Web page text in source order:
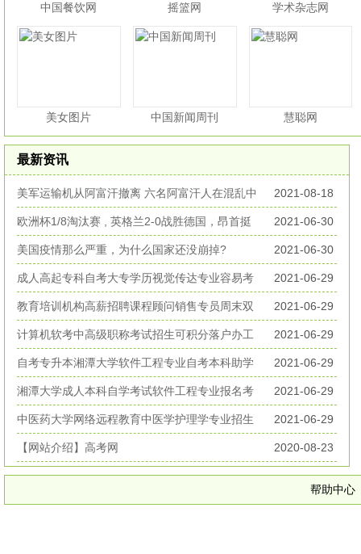
中国餐饮网 摇篮网 学术杂志网
美女图片 中国新闻周刊 慧聪网
最新资讯
美军运输机从阿富汗撤离 六名阿富汗人在混乱中
丧生
2021-08-18
欧洲杯1/8淘汰赛 , 英格兰2-0战胜德国，昂首挺
进欧洲杯八强
2021-06-30
美国疫情那么严重，为什么国家还没崩掉? 2021-06-30
成人高起专科自考大专学历视觉传达专业容易考
好毕业
2021-06-29
教育培训机构高薪招聘课程顾问销售专员周末双
休无加班
2021-06-29
计算机软考中高级职称考试招生可积分落户办工
作居住证
2021-06-29
自考专升本湘潭大学软件工程专业自考本科助学
考试招生
2021-06-29
湘潭大学成人本科自学考试软件工程专业报名考
试简章
2021-06-29
中医药大学网络远程教育中医学护理学专业招生
简章
2021-06-29
【网站介绍】高考网 2020-08-23
帮助中心